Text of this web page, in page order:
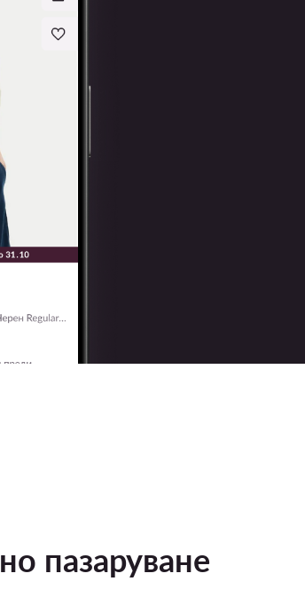
пазаруване